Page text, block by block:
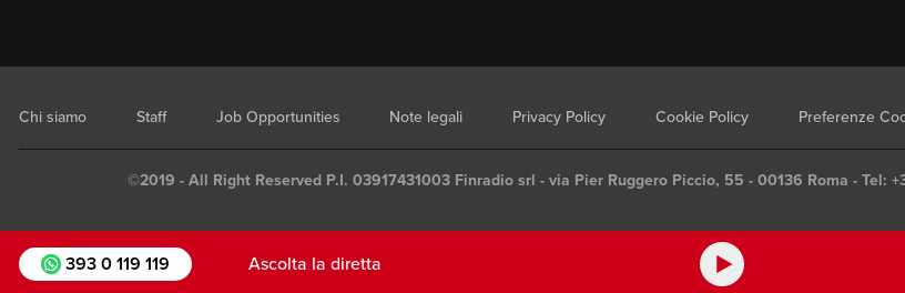
393 0 119 119 Ascolta la diretta
Chi siamo Staff Job Opportunities Note legali Privacy Policy Cookie Policy Preferenze
©2019 - All Right Reserved P.I. 03917431003 Finradio srl - via Pier Ruggero Piccio, 55 - 00136 Roma - Tel: